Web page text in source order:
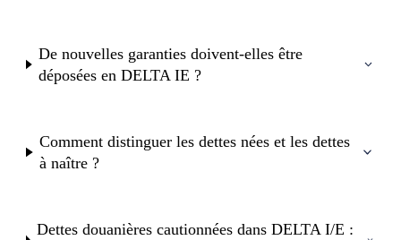
De nouvelles garanties doivent-elles être
déposées en DELTA IE ?
Comment distinguer les dettes nées et les dettes
à naître ?
Dettes douanières cautionnées dans DELTA I/E :